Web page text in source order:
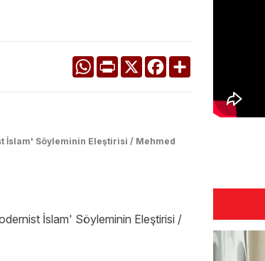
WhatsApp
Print X Facebook
İslam' Söyleminin Eleştirisi / Mehmed
İslam' Söyleminin Eleştirisi /